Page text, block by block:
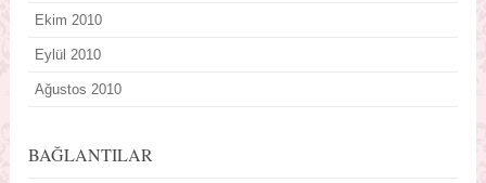
Ekim 2010
Eylül 2010
Ağustos 2010
BAĞLANTILAR